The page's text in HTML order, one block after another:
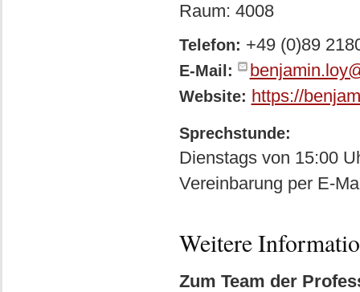
Raum: 4008
Telefon: +49 (0)89
E-Mail:
Website: https://
Sprechstunde:
Dienstags von 15:00
Vereinbarung per E-
Weitere
Zum Team der